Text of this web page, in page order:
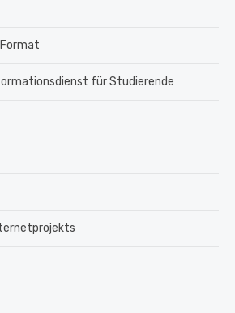
für Studierende